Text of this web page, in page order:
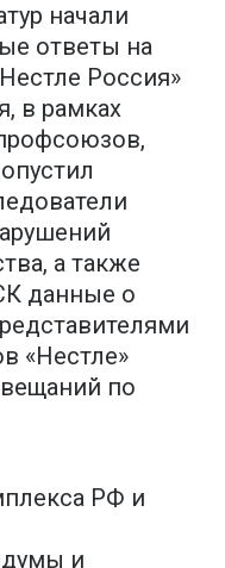
начали
ответы на
Россия»
в рамках
а также
данные о
«Нестле»
по
РФ и
и